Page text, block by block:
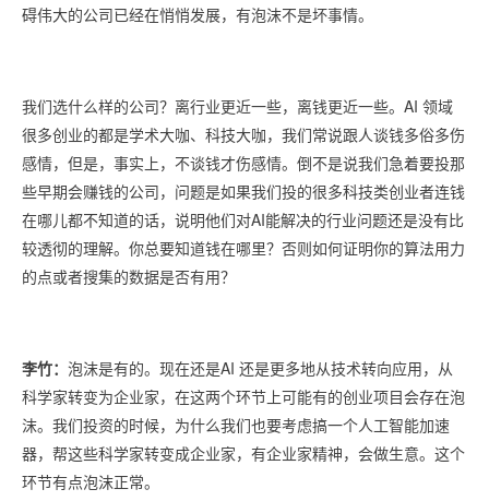
碍伟大的公司已经在悄悄发展，有泡沫不是坏事情。
我们选什么样的公司？离行业更近一些，离钱更近一些。AI 领域
很多创业的都是学术大咖、科技大咖，我们常说跟人谈钱多俗多伤
感情，但是，事实上，不谈钱才伤感情。倒不是说我们急着要投那
些早期会赚钱的公司，问题是如果我们投的很多科技类创业者连钱
在哪儿都不知道的话，说明他们对AI能解决的行业问题还是没有比
较透彻的理解。你总要知道钱在哪里？否则如何证明你的算法用力
的点或者搜集的数据是否有用？
李竹： 泡沫是有的。现在还是AI 还是更多地从技术转向应用，从
科学家转变为企业家，在这两个环节上可能有的创业项目会存在泡
沫。我们投资的时候，为什么我们也要考虑搞一个人工智能加速
器，帮这些科学家转变成企业家，有企业家精神，会做生意。这个
环节有点泡沫正常。